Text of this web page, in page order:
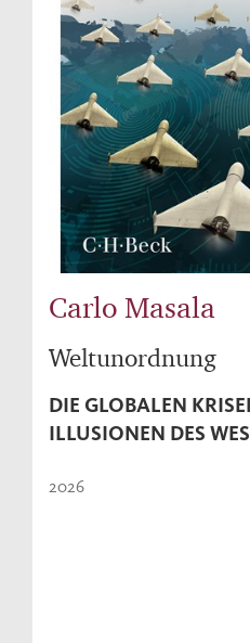
Carlo Masala
Weltunordnung
DIE GLOBALEN
ILLUSIONEN DES
2026